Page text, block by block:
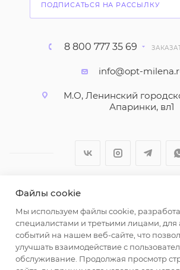
ПОДПИСАТЬСЯ НА РАССЫЛКУ
8 800 777 35 69
info@opt-
М.О, Ленинский
Апаринки, вл1
2026 © ООО "Вайт Текстиль
Любая информация на сайте
характер и не является
определяемой положениями
Гражданского кодекса
Файлы cookie
Мы используем файлы cookie,
специалистами и третьими лицами, для
событий на нашем веб-сайте, что
улучшать взаимодействие с
обслуживание. Продолжая просмотр